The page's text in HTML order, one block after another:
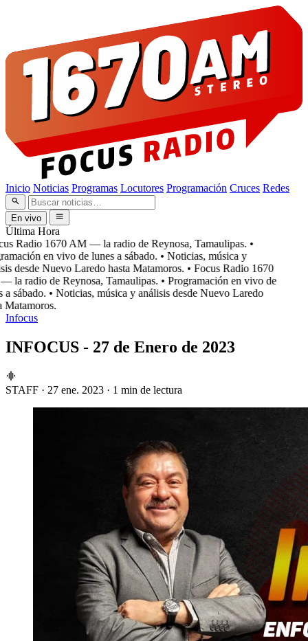
Inicio Noticias Programas Locutores Programación Cruces Redes
En vivo
Última Hora
Radio 1670 AM — la radio de Reynosa, Tamaulipas. •
en vivo de lunes a sábado. • Noticias, música y
desde Nuevo Laredo hasta Matamoros. • Focus Radio 1670
radio de Reynosa, Tamaulipas. • Programación en vivo de
sábado. • Noticias, música y análisis desde Nuevo Laredo
Infocus
INFOCUS - 27 de Enero de 2023
STAFF · 27 ene. 2023 · 1 min de lectura